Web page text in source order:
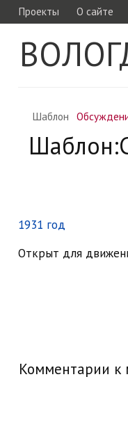
Проекты О сайте
Шаблон
1931 год
Открыт для
Комментарии к